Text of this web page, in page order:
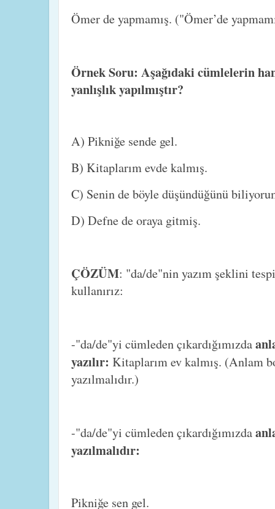
Ömer de yapmamış. ("Ömer’de
Örnek Soru: Aşağıdaki cümlelerin
yanlışlık yapılmıştır?
A) Pikniğe sende gel.
B) Kitaplarım evde kalmış.
C) Senin de böyle düşündüğünü
D) Defne de oraya gitmiş.
ÇÖZÜM: "da/de"nin yazım şeklini
kullanırız:
-"da/de"yi cümleden çıkardığımızda
yazılır: Kitaplarım ev kalmış. (Anlam
yazılmalıdır.)
-"da/de"yi cümleden çıkardığımızda
yazılmalıdır:
Pikniğe sen gel.